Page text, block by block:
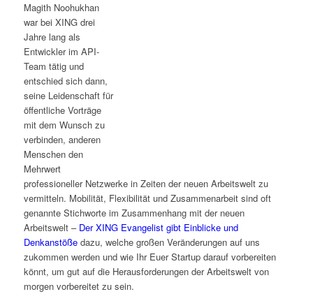
Magith Noohukhan
war bei XING drei
Jahre lang als
Entwickler im API-
Team tätig und
entschied sich dann,
seine Leidenschaft für
öffentliche Vorträge
mit dem Wunsch zu
verbinden, anderen
Menschen den
Mehrwert
professioneller Netzwerke in Zeiten der neuen Arbeitswelt zu
vermitteln. Mobilität, Flexibilität und Zusammenarbeit sind oft
genannte Stichworte im Zusammenhang mit der neuen
Arbeitswelt – Der XING Evangelist gibt Einblicke und
Denkanstößedazu, welche großen Veränderungen auf uns
zukommen werden und wie Ihr Euer Startup darauf vorbereiten
könnt, um gut auf die Herausforderungen der Arbeitswelt von
morgen vorbereitet zu sein.